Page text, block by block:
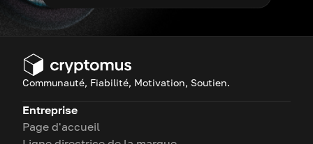
Communauté, Fiabilité, Motivation, Soutien.
Entreprise
Page d'accueil